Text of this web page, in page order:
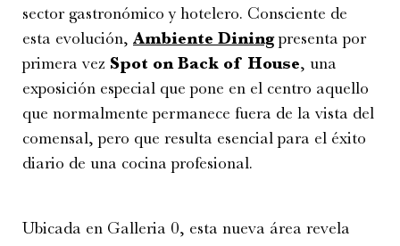
sector gastronómico y hotelero. Consciente de
esta evolución, Ambiente Diningpresenta por
primera vez Spot on Back of House, una
exposición especial que pone en el centro aquello
que normalmente permanece fuera de la vista del
comensal, pero que resulta esencial para el éxito
diario de una cocina profesional.
Ubicada en Galleria 0, esta nueva área revela